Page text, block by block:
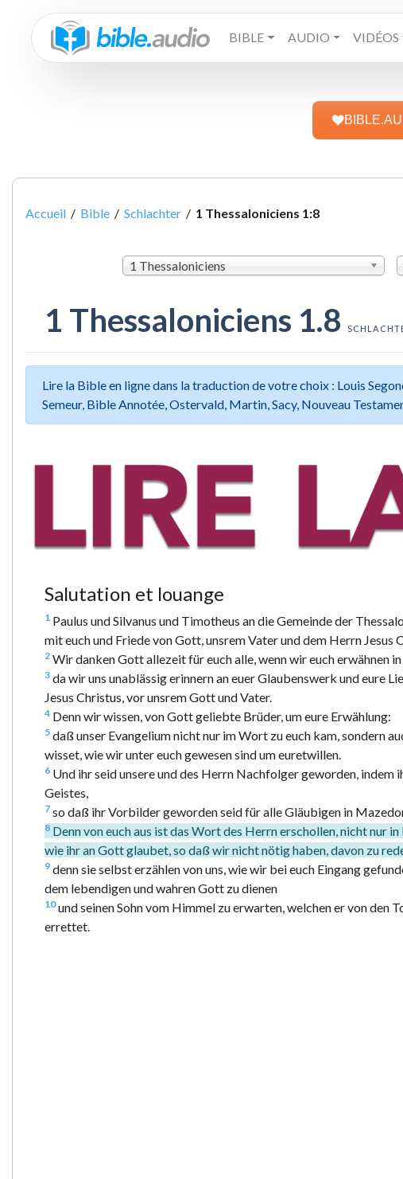
BIBLE AUDIO VIDÉOS
Accueil / Bible / Schlachter / 1 Thessaloniciens 1:8
1 Thessaloniciens
1 Thessaloniciens 1.8
Lire la Bible en ligne dans la traduction de votre choix : Louis
Semeur, Bible Annotée, Ostervald, Martin, Sacy, Nouveau
Salutation et louange
1 Paulus und Silvanus und Timotheus an die Gemeinde der
mit euch und Friede von Gott, unsrem Vater und dem Herrn Jesus
2 Wir danken Gott allezeit für euch alle, wenn wir euch erwähnen in
3 da wir uns unablässig erinnern an euer Glaubenswerk und eure
Jesus Christus, vor unsrem Gott und Vater.
4 Denn wir wissen, von Gott geliebte Brüder, um eure Erwählung:
5 daß unser Evangelium nicht nur im Wort zu euch kam, sondern
wisset, wie wir unter euch gewesen sind um euretwillen.
6 Und ihr seid unsere und des Herrn Nachfolger geworden,
Geistes,
7 so daß ihr Vorbilder geworden seid für alle Gläubigen in
8 Denn von euch aus ist das Wort des Herrn erschollen, nicht nur
wie ihr an Gott glaubet, so daß wir nicht nötig haben, davon zu
9 denn sie selbst erzählen von uns, wie wir bei euch Eingang
dem lebendigen und wahren Gott zu dienen
10und seinen Sohn vom Himmel zu erwarten, welchen er von den
errettet.